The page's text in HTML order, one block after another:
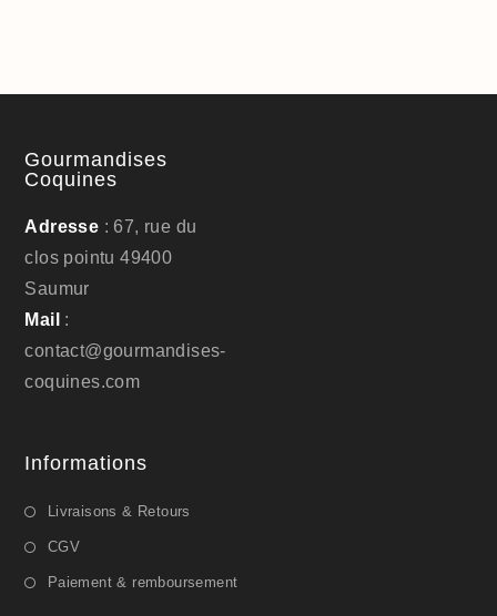
Gourmandises
Coquines
Adresse : 67, rue du
clos pointu 49400
Saumur
Mail :
contact@gourmandises-
coquines.com
Informations
Livraisons & Retours
CGV
Paiement & remboursement